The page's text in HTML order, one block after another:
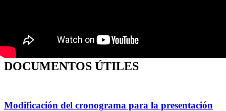
DOCUMENTOS ÚTILES
Modificación del cronograma para la presentación